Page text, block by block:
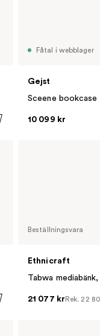
Fåtal i webblager
Gejst
Sceene
10 099 kr
Beställningsvara
Ethnicraft
Tabwa
21 077 kr Rek. 22